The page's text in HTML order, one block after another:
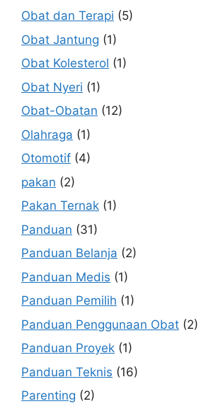
Obat dan Terapi (5)
Obat Jantung (1)
Obat Kolesterol (1)
Obat Nyeri (1)
Obat-Obatan (12)
Olahraga (1)
Otomotif (4)
pakan (2)
Pakan Ternak (1)
Panduan (31)
Panduan Belanja (2)
Panduan Medis (1)
Panduan Pemilih (1)
Panduan Penggunaan Obat (2)
Panduan Proyek (1)
Panduan Teknis (16)
Parenting (2)